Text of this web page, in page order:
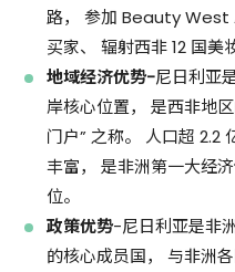
路， 参加 Beauty West
买家、 辐射西非 12 国美
地域经济优势-尼日利亚
岸核心位置， 是西非地
门户” 之称。 人口超 2.2
丰富， 是非洲第一大经
位。
政策优势-尼日利亚是非
的核心成员国， 与非洲